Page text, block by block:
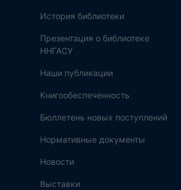
История библиотеки
Презентация о библиотеке
ННГАСУ
Наши публикации
Книгообеспеченность
Бюллетень новых поступлений
Нормативные документы
Новости
Выставки